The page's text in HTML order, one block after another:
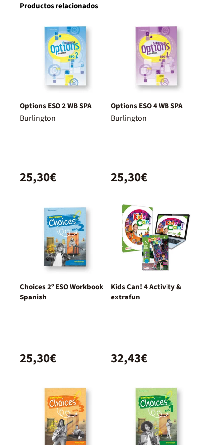
Productos relacionados
Options ESO 2 WB SPA
Burlington
25,30€
Options ESO 4 WB SPA
Burlington
25,30€
Choices 2º ESO Workbook
Spanish
25,30€
Kids Can! 4 Activity &
extrafun
32,43€